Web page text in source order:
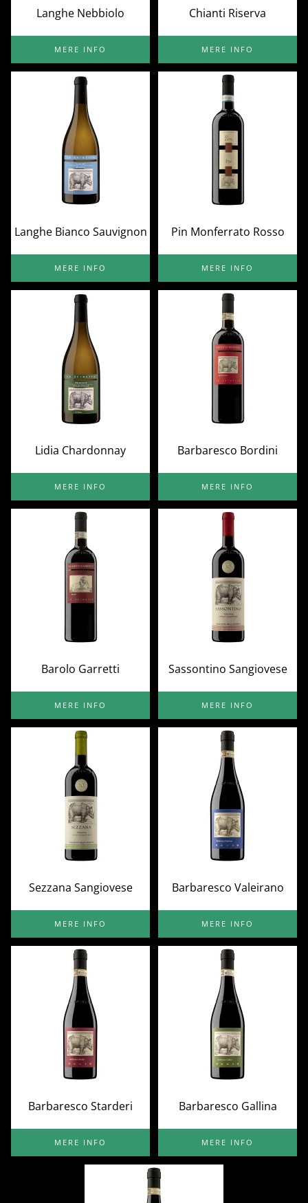
Langhe Nebbiolo
MERE INFO
Chianti Riserva
MERE INFO
Langhe Bianco Sauvignon
MERE INFO
Pin Monferrato Rosso
MERE INFO
Lidia Chardonnay
MERE INFO
Barbaresco Bordini
MERE INFO
Barolo Garretti
MERE INFO
Sassontino Sangiovese
MERE INFO
Sezzana Sangiovese
MERE INFO
Barbaresco Valeirano
MERE INFO
Barbaresco Starderi
MERE INFO
Barbaresco Gallina
MERE INFO